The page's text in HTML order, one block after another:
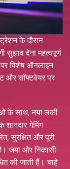
के दौरान
सुझाव देना महत्वपूर्ण
विशेष ऑनलाइन
और सॉफ्टवेयर पर
के साथ, नया लकी
शानदार गेमिंग
सुरक्षित और पूरी
जमा और निकासी
की जाती हैं। चाहे